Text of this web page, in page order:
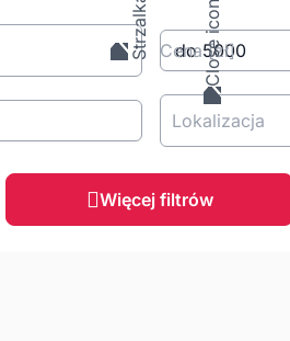
Cena[zł]
Lokalizacja
Więcej filtrów